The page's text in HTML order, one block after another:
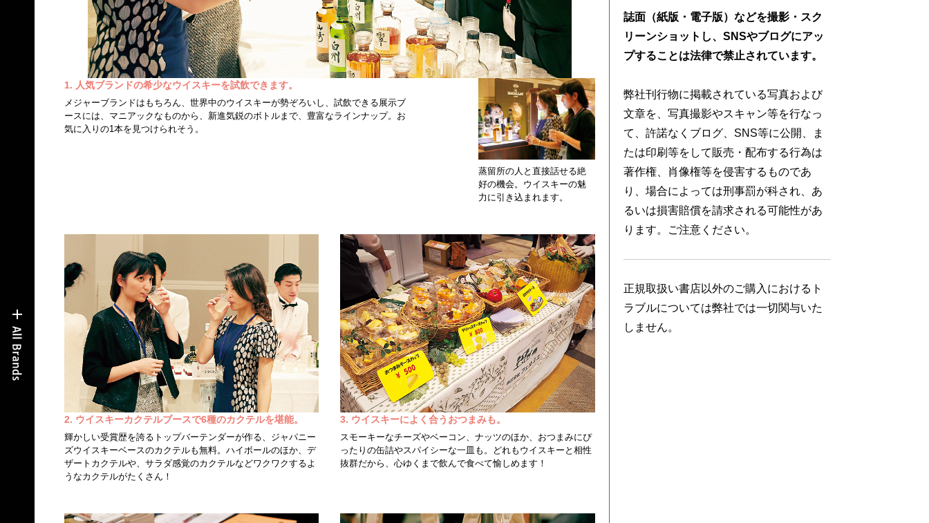
1. 人気ブランドの希少なウイスキーを試飲できます。
メジャーブランドはもちろん、世界中のウイスキーが勢ぞろいし、試飲できる展示ブ
ースには、マニアックなものから、新進気鋭のボトルまで、豊富なラインナップ。お
気に入りの1本を見つけられそう。
蒸留所の人と直接話せる絶
好の機会。ウイスキーの魅
力に引き込まれます。
2. ウイスキーカクテルブースで6種のカクテルを堪能。
輝かしい受賞歴を誇るトップバーテンダーが作る、ジャパニー
ズウイスキーベースのカクテルも無料。ハイボールのほか、デ
ザートカクテルや、サラダ感覚のカクテルなどワクワクするよ
うなカクテルがたくさん！
3. ウイスキーによく合うおつまみも。
スモーキーなチーズやベーコン、ナッツのほか、おつまみにぴ
ったりの缶詰やスパイシーな一皿も。どれもウイスキーと相性
抜群だから、心ゆくまで飲んで食べて愉しめます！
誌面（紙版・電子版）などを撮影・スク
リーンショットし、SNSやブログにアッ
プすることは法律で禁止されています。
弊社刊行物に掲載されている写真および
文章を、写真撮影やスキャン等を行なっ
て、許諾なくブログ、SNS等に公開、ま
たは印刷等をして販売・配布する行為は
著作権、肖像権等を侵害するものであ
り、場合によっては刑事罰が科され、あ
るいは損害賠償を請求される可能性があ
ります。ご注意ください。
正規取扱い書店以外のご購入におけるト
ラブルについては弊社では一切関与いた
しません。